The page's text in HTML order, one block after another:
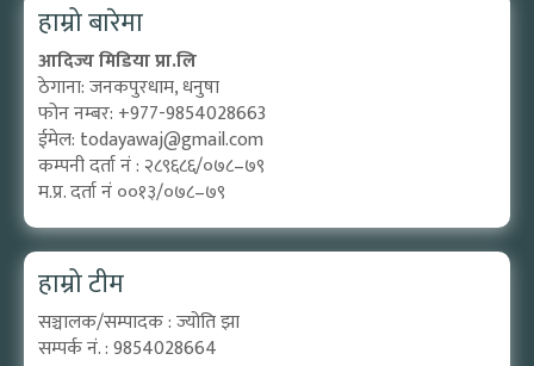
हाम्रो बारेमा
आदिज्य मिडिया प्रा.लि
ठेगाना: जनकपुरधाम, धनुषा
फोन नम्बर: +977-9854028663
ईमेल: todayawaj@gmail.com
कम्पनी दर्ता नं : २८९६८६/०७८–७९
म.प्र. दर्ता नं ००१३/०७८–७९
हाम्रो टीम
सञ्चालक/सम्पादक : ज्योति झा
सम्पर्क नं. : 9854028664